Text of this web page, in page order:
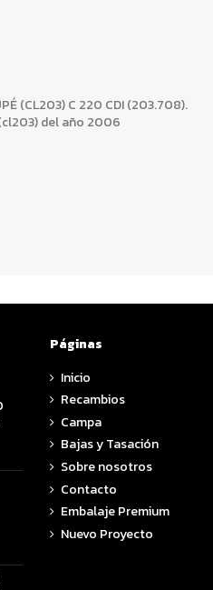
(CL203) C 220 CDI (203.708).
del año 2006
Páginas
Inicio
Recambios
Campa
Bajas y Tasación
Sobre nosotros
Contacto
Embalaje Premium
Nuevo Proyecto